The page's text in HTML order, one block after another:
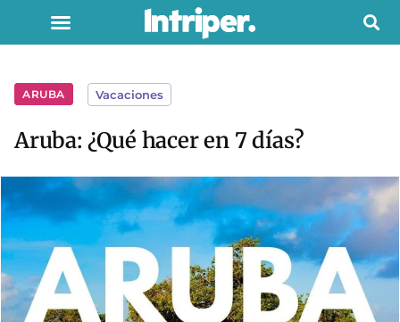
ARUBA Vacaciones
Aruba: ¿Qué hacer en 7 días?